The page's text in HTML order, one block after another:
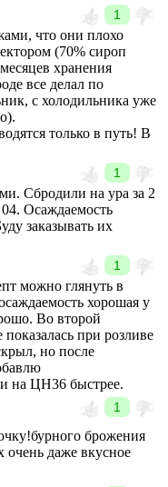
1
что они плохо
(70% сироп
хранения
все делал по
с холодильника уже
только в путь! В
1
Сбродили на ура за 2
Осаждаемость
заказывать их
1
можно глянуть в
хорошая у
Во второй
при розливе
но после
на ЦН36 быстрее.
1
брожения
даже вкусное